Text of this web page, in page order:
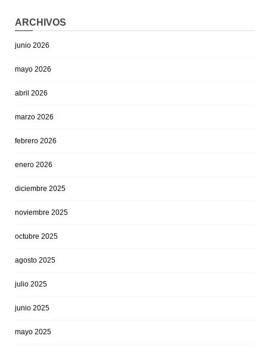
ARCHIVOS
junio 2026
mayo 2026
abril 2026
marzo 2026
febrero 2026
enero 2026
diciembre 2025
noviembre 2025
octubre 2025
agosto 2025
julio 2025
junio 2025
mayo 2025